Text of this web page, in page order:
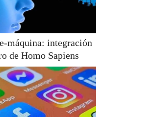
máquina: integración
de Homo Sapiens